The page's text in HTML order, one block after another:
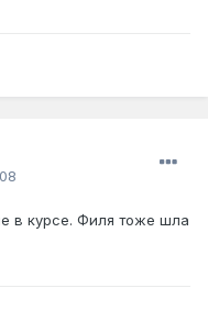
в курсе. Филя тоже шла